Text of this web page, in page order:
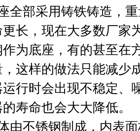
部采用铸铁铸造，重
长，现在大多数厂家
为底座，有的甚至在
这样的做法只能减少
行时会出现不稳定、
寿命也会大大降低。
不锈钢制成，内表面